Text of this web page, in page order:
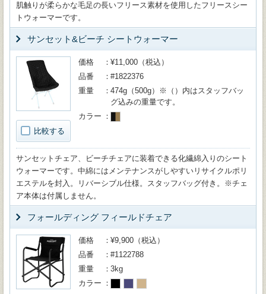
肌触りが柔らかな毛足の長いフリース素材を使用したフリースシー
トウォーマーです。
サンセット&ビーチ シートウォーマー
比較する
価格
¥11,000（税込）
品番
#1822376
重量
474g（500g）※（）内はスタッフバッ
グ込みの重量です。
カラー
サンセットチェア、ビーチチェアに装着できる化繊綿入りのシート
ウォーマーです。中綿にはメンテナンスがしやすいリサイクルポリ
エステルを封入。リバーシブル仕様。スタッフバッグ付き。※チェ
ア本体は付属しません。
フォールディング フィールドチェア
価格
¥9,900（税込）
品番
#1122788
重量
3kg
カラー